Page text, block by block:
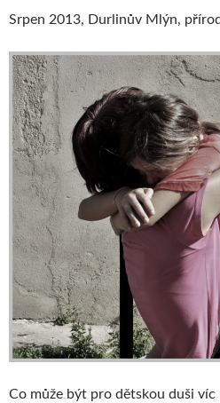
Srpen 2013, Durlinův Mlýn,
Co může být pro dětskou duši